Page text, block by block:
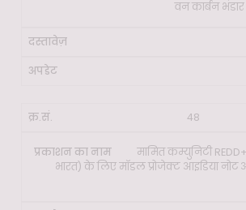
वन कार्बन भंडार
48
मामित कम्युनिटी
भारत) के लिए मॉडल प्रोजेक्ट आइडिया नोट